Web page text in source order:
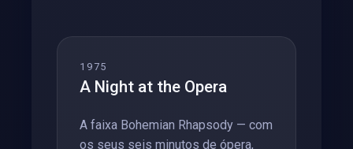
1975
A Night at the Opera
A faixa Bohemian Rhapsody — com
os seus seis minutos de ópera,